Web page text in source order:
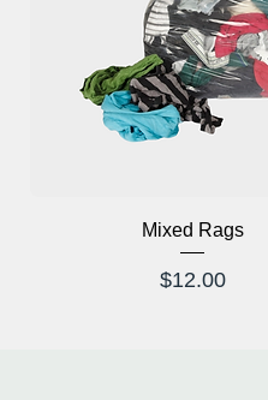
Mixed Rags
価格
$12.00